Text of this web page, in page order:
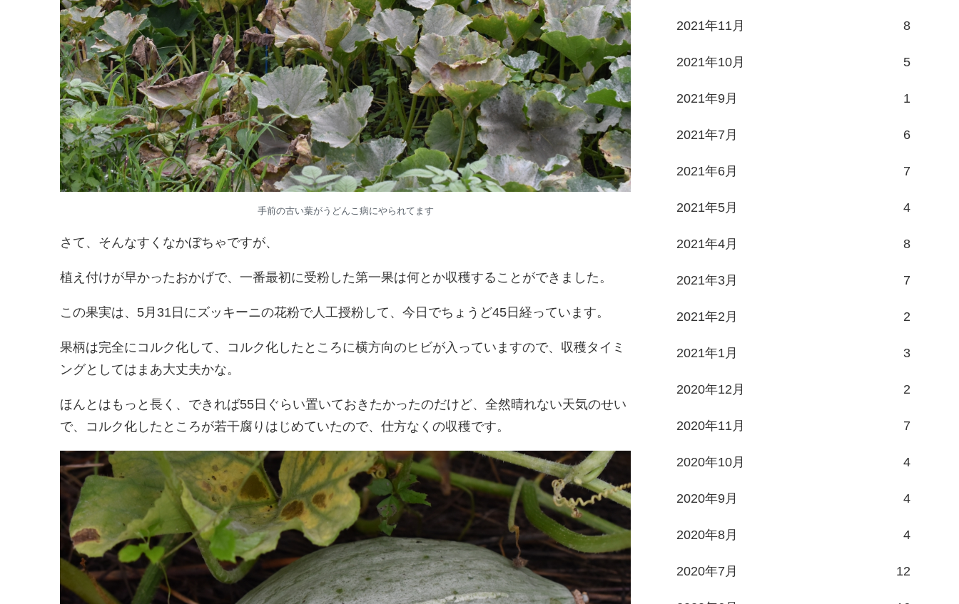
手前の古い葉がうどんこ病にやられてます
さて、そんなすくなかぼちゃですが、
植え付けが早かったおかげで、一番最初に受粉した第一果は何とか収穫することができました。
この果実は、5月31日にズッキーニの花粉で人工授粉して、今日でちょうど45日経っています。
果柄は完全にコルク化して、コルク化したところに横方向のヒビが入っていますので、収穫タイミ
ングとしてはまあ大丈夫かな。
ほんとはもっと長く、できれば55日ぐらい置いておきたかったのだけど、全然晴れない天気のせい
で、コルク化したところが若干腐りはじめていたので、仕方なくの収穫です。
2021年11月 8
2021年10月 5
2021年9月 1
2021年7月 6
2021年6月 7
2021年5月 4
2021年4月 8
2021年3月 7
2021年2月 2
2021年1月 3
2020年12月 2
2020年11月 7
2020年10月 4
2020年9月 4
2020年8月 4
2020年7月 12